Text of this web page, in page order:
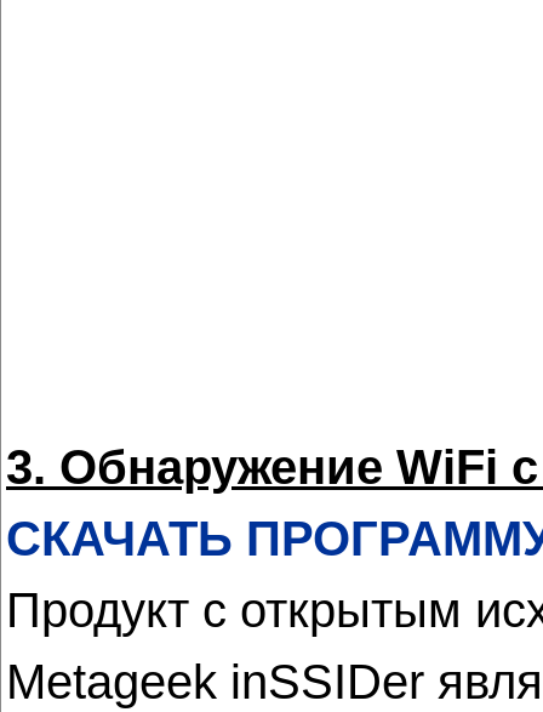
3. Обнаружение WiFi
СКАЧАТЬ
Продукт с открытым
Metageek inSSIDer